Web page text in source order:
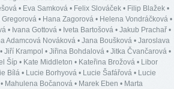
• Eva Samková • Felix Slováček • Filip Blažek •
Gregorová • Hana Zagorová • Helena Vondráčková •
• Ivana Gottová • Iveta Bartošová • Jakub Prachař •
Adamcová Nováková • Jana Boušková • Jaroslava
• Jiří Krampol • Jiřina Bohdalová • Jitka Čvančarová •
Šíp • Kate Middleton • Kateřina Brožová • Libor
Bílá • Lucie Borhyová • Lucie Šafářová • Lucie
• Mahulena Bočanová • Marek Eben • Marta